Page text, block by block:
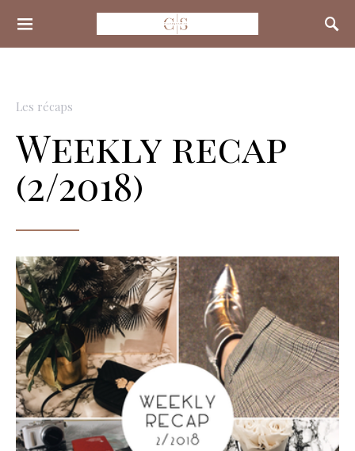
Search for:
Les récaps
Weekly recap
(2/2018)